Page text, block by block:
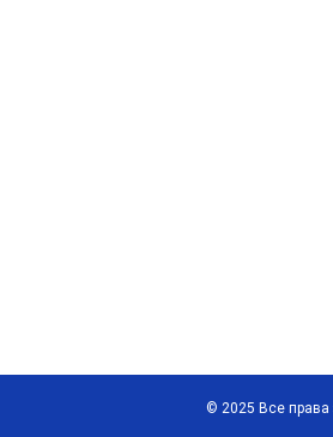
© 2025 Все права